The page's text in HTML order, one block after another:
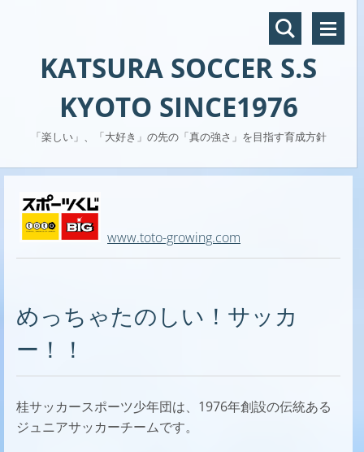
KATSURA SOCCER S.S
KYOTO SINCE1976
「楽しい」、「大好き」の先の「真の強さ」を目指す育成方針
www.toto-growing.com
めっちゃたのしい！サッカ
ー！！
桂サッカースポーツ少年団は、1976年創設の伝統ある
ジュニアサッカーチームです。